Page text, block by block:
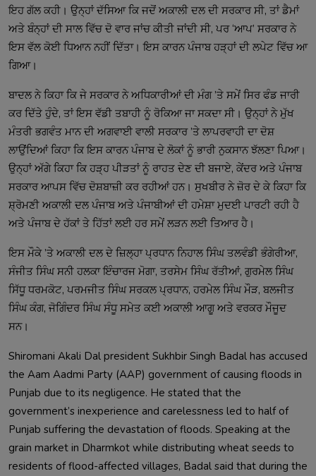
ਇਹ ਗੱਲ ਕਹੀ। ਉਨ੍ਹਾਂ ਦੱਸਿਆ ਕਿ ਜਦੋਂ ਅਕਾਲੀ ਦਲ ਦੀ ਸਰਕਾਰ ਸੀ, ਤਾਂ ਡੈਮਾਂ
ਅਤੇ ਬੰਨ੍ਹਾਂ ਦੀ ਸਾਲ ਵਿੱਚ ਦੋ ਵਾਰ ਜਾਂਚ ਕੀਤੀ ਜਾਂਦੀ ਸੀ, ਪਰ ‘ਆਪ’ ਸਰਕਾਰ ਨੇ
ਇਸ ਵੱਲ ਕੋਈ ਧਿਆਨ ਨਹੀਂ ਦਿੱਤਾ। ਇਸ ਕਾਰਨ ਪੰਜਾਬ ਹੜ੍ਹਾਂ ਦੀ ਲਪੇਟ ਵਿੱਚ ਆ
ਬਾਦਲ ਨੇ ਕਿਹਾ ਕਿ ਜੇ ਸਰਕਾਰ ਨੇ ਅਧਿਕਾਰੀਆਂ ਦੀ ਮੰਗ ’ਤੇ ਸਮੇਂ ਸਿਰ ਫੰਡ ਜਾਰੀ
ਕਰ ਦਿੱਤੇ ਹੁੰਦੇ, ਤਾਂ ਇਸ ਵੱਡੀ ਤਬਾਹੀ ਨੂੰ ਰੋਕਿਆ ਜਾ ਸਕਦਾ ਸੀ। ਉਨ੍ਹਾਂ ਨੇ ਮੁੱਖ
ਮੰਤਰੀ ਭਗਵੰਤ ਮਾਨ ਦੀ ਅਗਵਾਈ ਵਾਲੀ ਸਰਕਾਰ ’ਤੇ ਲਾਪਰਵਾਹੀ ਦਾ ਦੋਸ਼
ਲਾਉਂਦਿਆਂ ਕਿਹਾ ਕਿ ਇਸ ਕਾਰਨ ਪੰਜਾਬ ਦੇ ਲੋਕਾਂ ਨੂੰ ਭਾਰੀ ਨੁਕਸਾਨ ਝੱਲਣਾ ਪਿਆ।
ਉਨ੍ਹਾਂ ਅੱਗੇ ਕਿਹਾ ਕਿ ਹੜ੍ਹ ਪੀੜਤਾਂ ਨੂੰ ਰਾਹਤ ਦੇਣ ਦੀ ਬਜਾਏ, ਕੇਂਦਰ ਅਤੇ ਪੰਜਾਬ
ਸਰਕਾਰ ਆਪਸ ਵਿੱਚ ਦੋਸ਼ਬਾਜ਼ੀ ਕਰ ਰਹੀਆਂ ਹਨ। ਸੁਖਬੀਰ ਨੇ ਜ਼ੋਰ ਦੇ ਕੇ ਕਿਹਾ ਕਿ
ਸ਼੍ਰੋਮਣੀ ਅਕਾਲੀ ਦਲ ਪੰਜਾਬ ਅਤੇ ਪੰਜਾਬੀਆਂ ਦੀ ਹਮੇਸ਼ਾ ਮੁਦਈ ਪਾਰਟੀ ਰਹੀ ਹੈ
ਇਸ ਮੌਕੇ ’ਤੇ ਅਕਾਲੀ ਦਲ ਦੇ ਜ਼ਿਲ੍ਹਾ ਪ੍ਰਧਾਨ ਨਿਹਾਲ ਸਿੰਘ ਤਲਵੰਡੀ ਭੰਗੇਰੀਆ,
ਸੰਜੀਤ ਸਿੰਘ ਸਨੀ ਹਲਕਾ ਇੰਚਾਰਜ ਮੋਗਾ, ਤਰਸੇਮ ਸਿੰਘ ਰੱਤੀਆਂ, ਗੁਰਮੇਲ ਸਿੰਘ
ਸਿੱਧੂ ਧਰਮਕੋਟ, ਪਰਮਜੀਤ ਸਿੰਘ ਸਰਕਲ ਪ੍ਰਧਾਨ, ਹਰਮੇਲ ਸਿੰਘ ਮੌੜ, ਬਲਜੀਤ
ਸਿੰਘ ਕੰਗ, ਜੋਗਿੰਦਰ ਸਿੰਘ ਸੰਧੂ ਸਮੇਤ ਕਈ ਅਕਾਲੀ ਆਗੂ ਅਤੇ ਵਰਕਰ ਮੌਜੂਦ
Shiromani Akali Dal president Sukhbir Singh Badal has accused
the Aam Aadmi Party (AAP) government of causing floods in
Punjab due to its negligence. He stated that the
government’s inexperience and carelessness led to half of
Punjab suffering the devastation of floods. Speaking at the
grain market in Dharmkot while distributing wheat seeds to
residents of flood-affected villages, Badal said that during the